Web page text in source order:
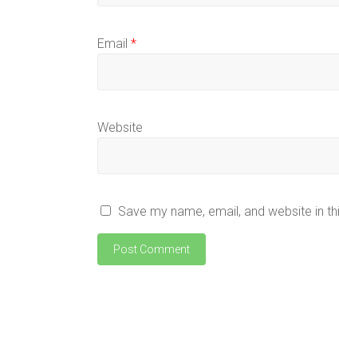
Email *
Website
Save my name, email, and website in